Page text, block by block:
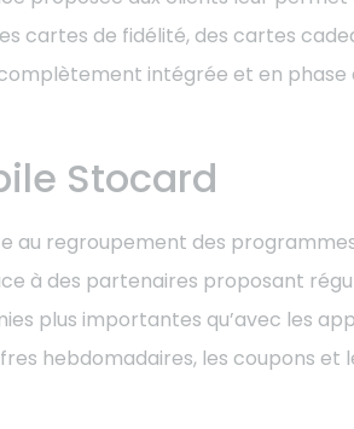
cartes de fidélité, des cartes
intégrée et en phase
Stocard
regroupement des
à des partenaires proposant
plus importantes qu’avec les
hebdomadaires, les coupons